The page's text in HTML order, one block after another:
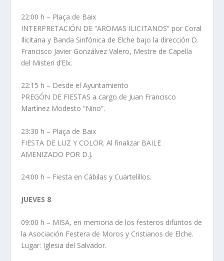
22:00 h – Plaça de Baix
INTERPRETACIÓN DE “AROMAS ILICITANOS” por Coral
Ilicitana y Banda Sinfónica de Elche bajo la dirección D.
Francisco Javier Gonzálvez Valero, Mestre de Capella
del Misteri d’Elx.
22:15 h – Desde el Ayuntamiento
PREGÓN DE FIESTAS a cargo de Juan Francisco
Martínez Modesto “Nino”.
23:30 h – Plaça de Baix
FIESTA DE LUZ Y COLOR. Al finalizar BAILE
AMENIZADO POR D.J.
24:00 h – Fiesta en Cábilas y Cuartelillos.
JUEVES 8
09:00 h – MISA, en memoria de los festeros difuntos de
la Asociación Festera de Moros y Cristianos de Elche.
Lugar: Iglesia del Salvador.